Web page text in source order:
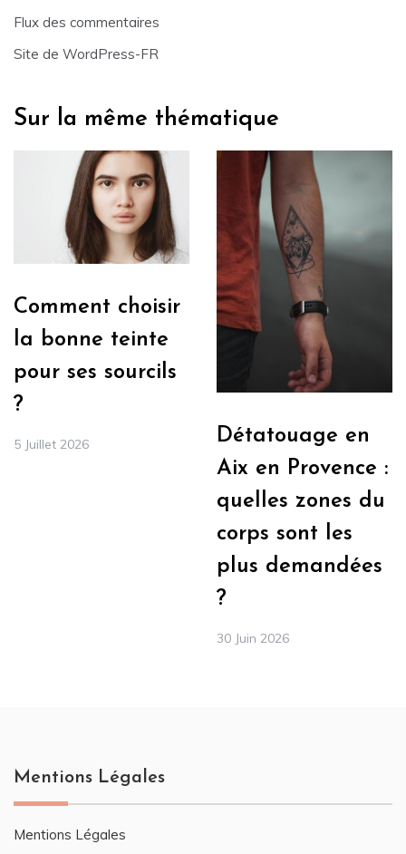
Flux des commentaires
Site de WordPress-FR
Sur la même thématique
Comment choisir
la bonne teinte
pour ses sourcils
?
5 Juillet 2026
Détatouage en
Aix en Provence :
quelles zones du
corps sont les
plus demandées
?
30 Juin 2026
Mentions Légales
Mentions Légales